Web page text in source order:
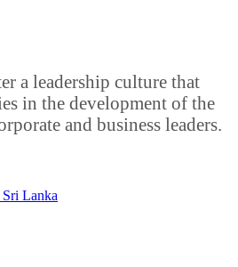
a leadership culture that
in the development of the
and business leaders.
Lanka